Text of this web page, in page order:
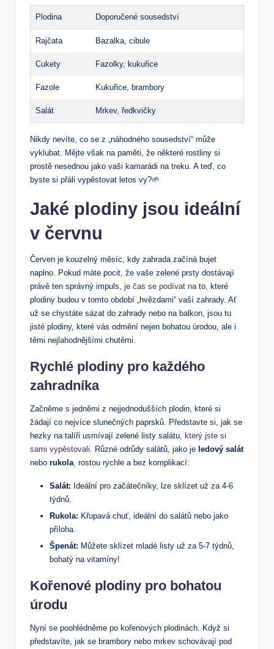
Plodina Doporučené sousedství
Rajčata Bazalka, cibule
Cukety Fazolky, kukuřice
Fazole Kukuřice, brambory
Salát Mrkev, ředkvičky
Nikdy nevíte, co se z „náhodného sousedství“ může
vyklubat. Mějte však na paměti, že některé rostliny si
prostě nesednou jako vaši kamarádi na treku. A teď, co
byste si přáli vypěstovat letos vy?🌱
Jaké plodiny jsou ideální
v červnu
Červen je kouzelný měsíc, kdy zahrada začíná bujet
naplno. Pokud máte pocit, že vaše zelené prsty dostávají
právě ten správný impuls, je čas se podívat na to, které
plodiny budou v tomto období „hvězdami“ vaší zahrady. Ať
už se chystáte sázat do zahrady nebo na balkon, jsou tu
jisté plodiny, které vás odmění nejen bohatou úrodou, ale i
těmi nejlahodnějšími chutěmi.
Rychlé plodiny pro každého
zahradníka
Začněme s jedněmi z nejjednodušších plodin, které si
žádají co nejvíce slunečných paprsků. Představte si, jak se
hezky na talíři usmívají zelené listy salátu, který jste si
sami vypěstovali . Různé odrůdy salátů, jako je ledový salát
nebo rukola , rostou rychle a bez komplikací:
Salát: Ideální pro začátečníky, lze sklízet už za 4-6
týdnů.
Rukola: Křupavá chuť, ideální do salátů nebo jako
příloha.
Špenát: Můžete sklízet mladé listy už za 5-7 týdnů,
bohatý na vitamíny!
Kořenové plodiny pro bohatou
úrodu
Nyní se poohlédněme po kořenových plodinách. Když si
představíte, jak se brambory nebo mrkev schovávají pod